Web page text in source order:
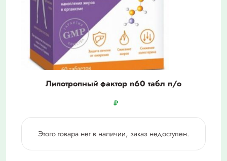
Липотропный фактор n60 табл п/о
₽
Этого товара нет в наличии, заказ недоступен.